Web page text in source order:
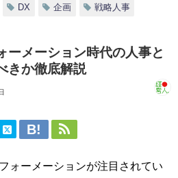
DX 企画 戦略人事
ーメーション時代の人事と
きか徹底解説
ォーメーションが注目されてい